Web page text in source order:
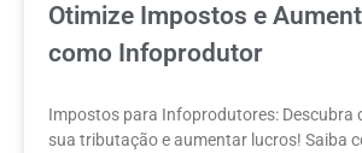
Otimize Impostos e
como Infoprodutor
Impostos para Infoprodutores: Descubra
sua tributação e aumentar lucros! Saiba